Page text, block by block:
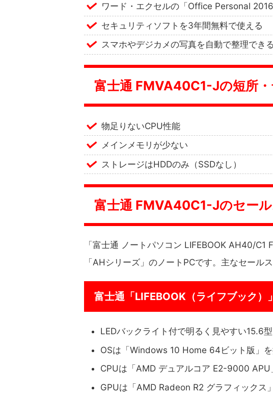
ワード・エクセルの「Office Personal
セキュリティソフトを3年間無料で使える
スマホやデジカメの写真を自動で整理できる
富士通 FMVA40C1-Jの短所
物足りないCPU性能
メインメモリが少ない
ストレージはHDDのみ（SSDなし）
富士通 FMVA40C1-Jのセー
「富士通 ノートパソコン LIFEBOOK AH40/
「AHシリーズ」のノートPCです。主なセール
富士通「LIFEBOOK（ライフブック）
LEDバックライト付で明るく見やすい15.6
OSは「Windows 10 Home 64ビット版」
CPUは「AMD デュアルコア E2-9000 APU
GPUは「AMD Radeon R2 グラフィックス